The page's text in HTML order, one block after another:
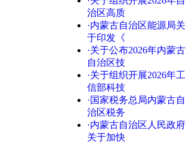
治区高质
·内蒙古自治区能源局关
于印发《
·关于公布2026年内蒙古
自治区技
·关于组织开展2026年工
信部科技
·国家税务总局内蒙古自
治区税务
·内蒙古自治区人民政府
关于加快